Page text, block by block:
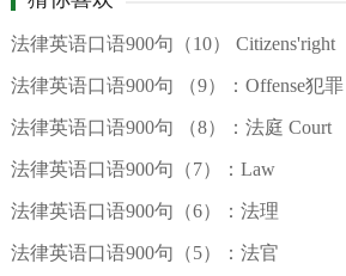
法律英语口语900句（10） Citizens'right
法律英语口语900句 （9）：Offense犯罪
法律英语口语900句 （8）：法庭 Court
法律英语口语900句（7）：Law
法律英语口语900句（6）：法理
法律英语口语900句（5）：法官